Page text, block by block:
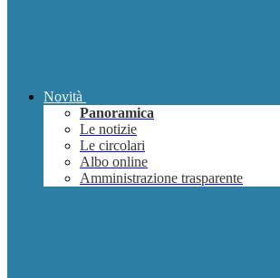
Novità
Panoramica
Le notizie
Le circolari
Albo online
Amministrazione trasparente